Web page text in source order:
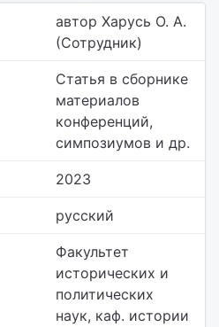
автор Харусь О. А.
(Сотрудник)
Статья в сборнике
материалов
конференций,
симпозиумов и др.
2023
русский
Факультет
исторических и
политических
наук, каф. истории